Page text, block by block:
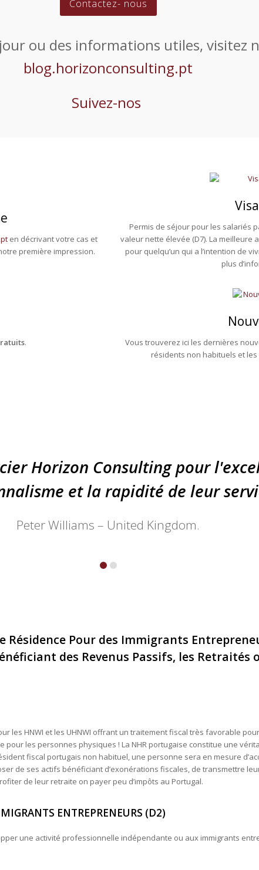
Contactez- nous
ou des informations utiles, visitez
blog.horizonconsulting.pt
Suivez-nos
en décrivant votre cas et
première impression.
.
Permis de séjour pour les salariés
valeur nette élevée (D7). La meilleure
pour quelqu’un qui a l’intention de
plus
Vous trouverez ici les dernières
résidents non habituels et
Horizon Consulting pour
et la rapidité de leur
Peter Williams – United Kingdom.
Résidence Pour des Immigrants
des Revenus Passifs, les Retraités
les HNWI et les UHNWI offrant un traitement fiscal très favorable
pour les personnes physiques ! La NHR portugaise constitue une
fiscal portugais non habituel, une personne sera en mesure
de ses actifs bénéficiant d’exonérations fiscales, de transmettre
de leur retraite on payer peu d’impôts au Portugal.
ENTREPRENEURS (D2)
une activité professionnelle indépendante ou aux immigrants